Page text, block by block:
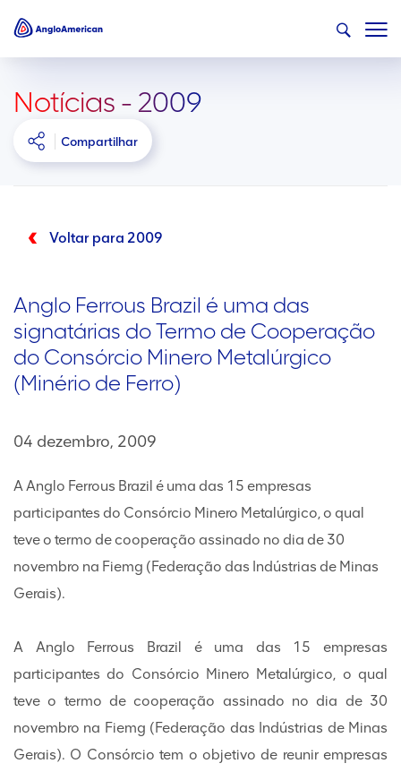
Notícias - 2009
Compartilhar
Voltar para 2009
Anglo Ferrous Brazil é uma das
signatárias do Termo de Cooperação
do Consórcio Minero Metalúrgico
(Minério de Ferro)
04 dezembro, 2009
A Anglo Ferrous Brazil é uma das 15 empresas
participantes do Consórcio Minero Metalúrgico, o qual
teve o termo de cooperação assinado no dia de 30
novembro na Fiemg (Federação das Indústrias de Minas
Gerais).
A Anglo Ferrous Brazil é uma das 15 empresas
participantes do Consórcio Minero Metalúrgico, o qual
teve o termo de cooperação assinado no dia de 30
novembro na Fiemg (Federação das Indústrias de Minas
Gerais). O Consórcio tem o objetivo de reunir empresas